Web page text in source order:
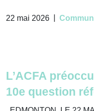
22 mai 2026
L’ACFA
10e question